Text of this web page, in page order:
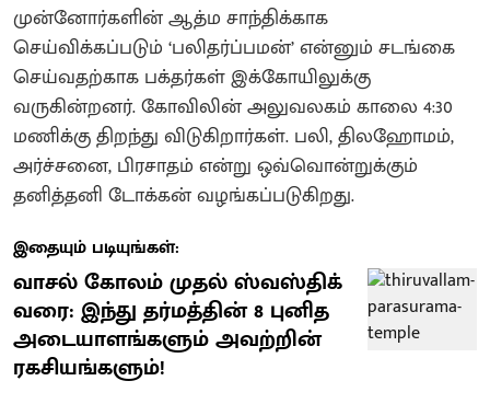
முன்னோர்களின் ஆத்ம சாந்திக்காக
செய்விக்கப்படும் ‘பலிதர்ப்பமன்’ என்னும் சடங்கை
செய்வதற்காக பக்தர்கள் இக்கோயிலுக்கு
வருகின்றனர். கோவிலின் அலுவலகம் காலை 4:30
மணிக்கு திறந்து விடுகிறார்கள். பலி, திலஹோமம்,
அர்ச்சனை, பிரசாதம் என்று ஒவ்வொன்றுக்கும்
தனித்தனி டோக்கன் வழங்கப்படுகிறது.
இதையும் படியுங்கள்:
வாசல் கோலம் முதல் ஸ்வஸ்திக்
வரை: இந்து தர்மத்தின் 8 புனித
அடையாளங்களும் அவற்றின்
ரகசியங்களும்!